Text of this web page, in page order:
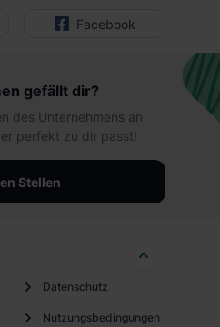
Facebook
gefällt dir?
des Unternehmens an
perfekt zu dir passt!
Stellen
Datenschutz
Nutzungsbedingungen